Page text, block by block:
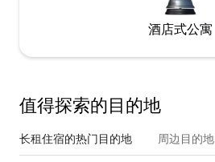
酒店式公寓
值得探索的目的地
长租住宿的热门目的地 周边目的地